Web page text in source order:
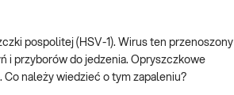
pospolitej (HSV-1). Wirus ten przenoszony
i przyborów do jedzenia. Opryszczkowe
należy wiedzieć o tym zapaleniu?